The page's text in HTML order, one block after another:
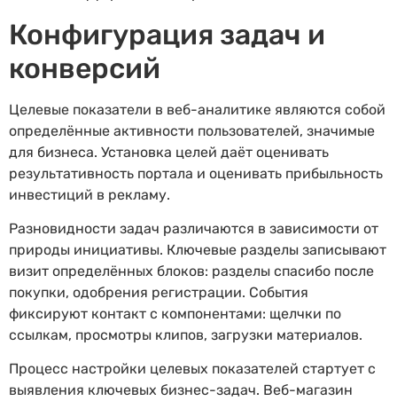
Конфигурация задач и
конверсий
Целевые показатели в веб-аналитике являются собой
определённые активности пользователей, значимые
для бизнеса. Установка целей даёт оценивать
результативность портала и оценивать прибыльность
инвестиций в рекламу.
Разновидности задач различаются в зависимости от
природы инициативы. Ключевые разделы записывают
визит определённых блоков: разделы спасибо после
покупки, одобрения регистрации. События
фиксируют контакт с компонентами: щелчки по
ссылкам, просмотры клипов, загрузки материалов.
Процесс настройки целевых показателей стартует с
выявления ключевых бизнес-задач. Веб-магазин